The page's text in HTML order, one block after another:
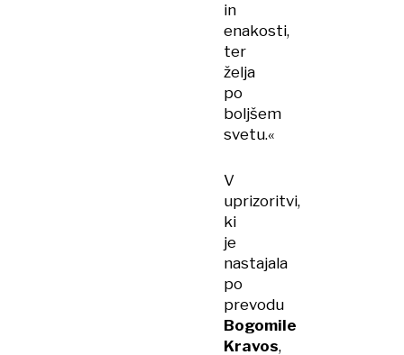
in
enakosti,
ter
želja
po
boljšem
svetu.«
V
uprizoritvi,
ki
je
nastajala
po
prevodu
Bogomile
Kravos,